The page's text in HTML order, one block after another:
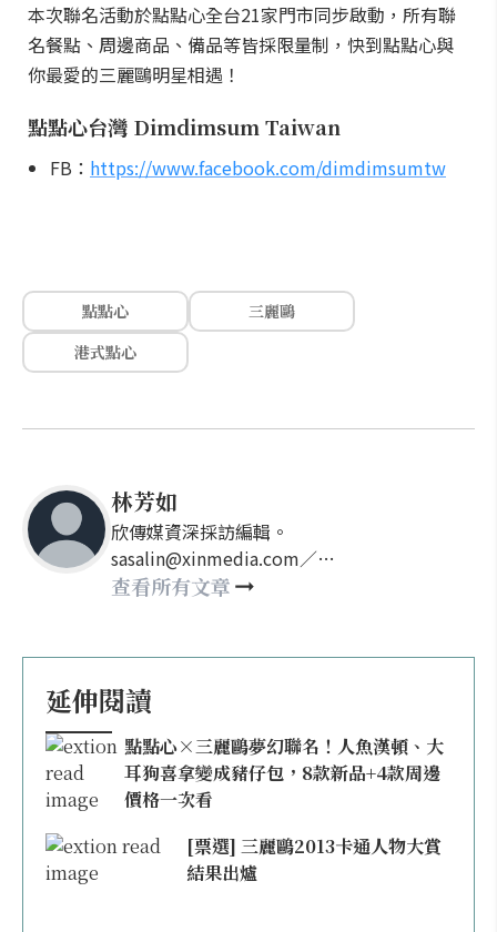
本次聯名活動於點點心全台21家門市同步啟動，所有聯
名餐點、周邊商品、備品等皆採限量制，快到點點心與
你最愛的三麗鷗明星相遇！
點點心台灣 Dimdimsum Taiwan
FB： https://www.facebook.com/dimdimsumtw
點點心
三麗鷗
港式點心
林芳如
欣傳媒資深採訪編輯。
sasalin@xinmedia.com／
happy21917@gmail.com
查看所有文章
延伸閱讀
點點心×三麗鷗夢幻聯名！人魚漢頓、大
耳狗喜拿變成豬仔包，8款新品+4款周邊
價格一次看
[票選] 三麗鷗2013卡通人物大賞
結果出爐